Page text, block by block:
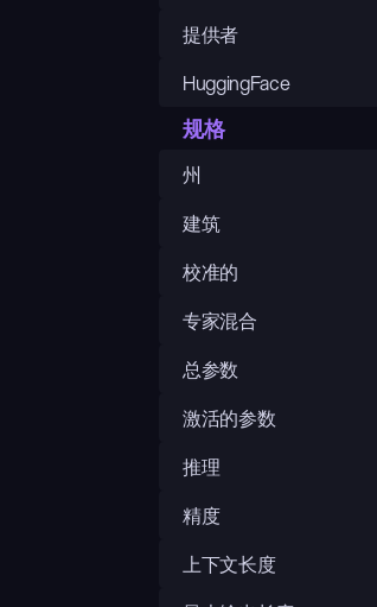
提供者
HuggingFace
规格
州
建筑
校准的
专家混合
总参数
激活的参数
推理
精度
上下文长度